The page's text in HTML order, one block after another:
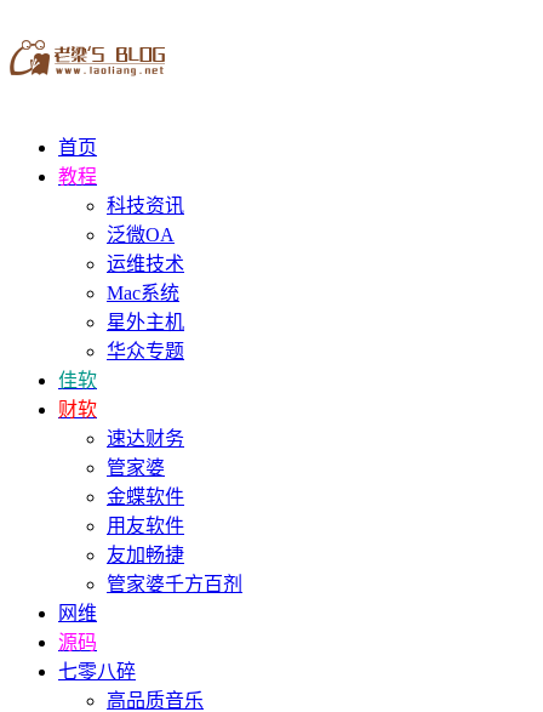
首页
教程
科技资讯
泛微OA
运维技术
Mac系统
星外主机
华众专题
佳软
财软
速达财务
管家婆
金蝶软件
用友软件
友加畅捷
管家婆千方百剂
网维
源码
七零八碎
高品质音乐